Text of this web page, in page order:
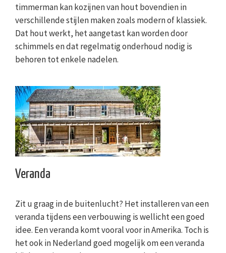
timmerman kan kozijnen van hout bovendien in
verschillende stijlen maken zoals modern of klassiek.
Dat hout werkt, het aangetast kan worden door
schimmels en dat regelmatig onderhoud nodig is
behoren tot enkele nadelen.
Veranda
Zit u graag in de buitenlucht? Het installeren van een
veranda tijdens een verbouwing is wellicht een goed
idee. Een veranda komt vooral voor in Amerika. Toch is
het ook in Nederland goed mogelijk om een veranda